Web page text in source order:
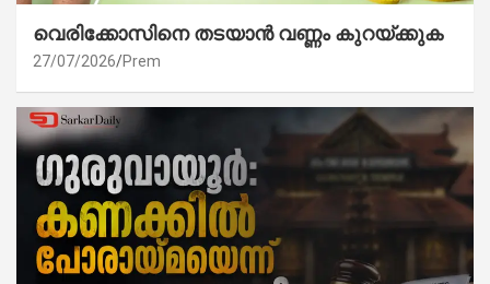
വെരിക്കോസിനെ തടയാൻ വണ്ണം കുറയ്ക്കുക
27/07/2026 Prem